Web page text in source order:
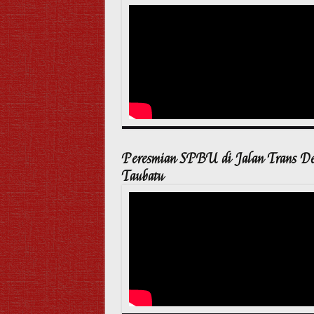
Peresmian SPBU di Jalan Trans
Taubatu